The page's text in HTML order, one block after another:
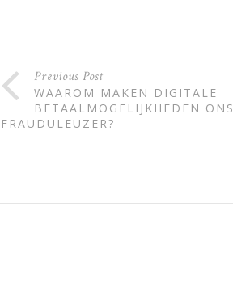
Previous Post
WAAROM MAKEN DIGITALE
BETAALMOGELIJKHEDEN ONS
FRAUDULEUZER?